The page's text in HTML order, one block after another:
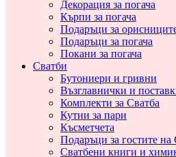
Декорация за погача
Кърпи за погача
Подаръци за
Подаръци за погача
Покани за погача
Сватби
Бутониери и гривни
Възглавнички и
Комплекти за Сватба
Кутии за пари
Късметчета
Подаръци за гостите на
Сватбени книги и